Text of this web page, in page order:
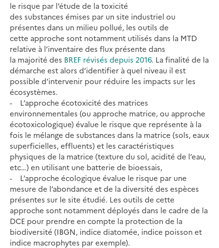
le risque par l’étude de la toxicité
des substances émises par un site industriel ou
présentes dans un milieu pollué, les outils de
cette approche sont notamment utilisés dans la MTD
relative à l’inventaire des flux présente dans
la majorité des BREF révisés depuis 2016. La finalité de la
démarche est alors d’identifier à quel niveau il est
possible d’intervenir pour réduire les impacts sur les
écosystèmes.
- L’approche écotoxicité des matrices
environnementales (ou approche matrice, ou approche
écotoxicologique) évalue le risque que représente à la
fois le mélange de substances dans la matrice (sols, eaux
superficielles, effluents) et les caractéristiques
physiques de la matrice (texture du sol, acidité de l’eau,
etc…) en utilisant une batterie de bioessais,
- L’approche écologique évalue le risque par une
mesure de l’abondance et de la diversité des espèces
présentes sur le site étudié. Les outils de cette
approche sont notamment déployés dans le cadre de la
DCE pour prendre en compte la protection de la
biodiversité (IBGN, indice diatomée, indice poisson et
indice macrophytes par exemple).